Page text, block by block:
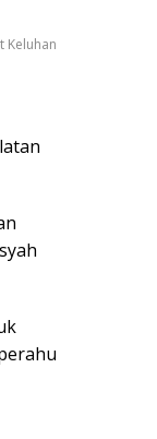
Keluhan